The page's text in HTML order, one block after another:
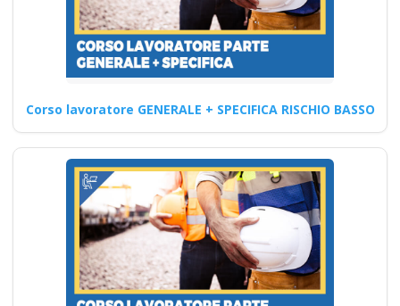
SPP) Corsi DLSPP
gratuiti gratis crediti
formazione
professionali cfp
ecm piccole medie
grandi preventivo
impresa edile
agricola imprese
industrie aziende
imprenditore
obblighi formazione
partecipata datore
Corso lavoratore GENERALE + SPECIFICA RISCHIO BASSO